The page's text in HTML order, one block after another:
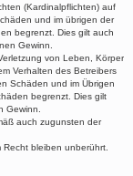
(Kardinalpflichten) auf
und im übrigen der
begrenzt. Dies gilt auch
Gewinn.
von Leben, Körper
Verhalten des Betreibers
Schäden und im Übrigen
begrenzt. Dies gilt
Gewinn.
auch zugunsten der
bleiben unberührt.